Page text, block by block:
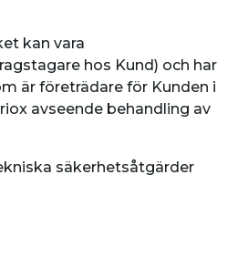
kan vara
hos Kund) och har
är företrädare för Kunden i
avseende behandling av
säkerhetsåtgärder